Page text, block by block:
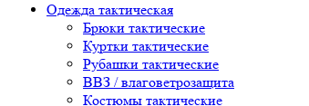
Одежда тактическая
Брюки тактические
Куртки тактические
Рубашки тактические
ВВЗ / влаговетрозащита
Костюмы тактические